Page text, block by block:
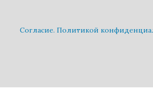
Cогласие. Политикой